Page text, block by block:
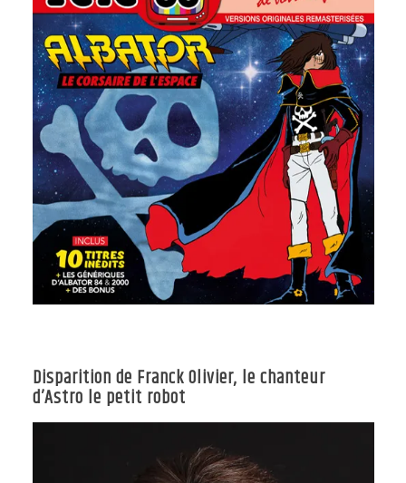
Disparition de Franck Olivier, le chanteur
d’Astro le petit robot